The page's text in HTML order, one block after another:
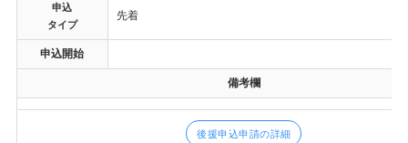
申込
タイプ
先着
申込開始
備考欄
後援申込申請の詳細